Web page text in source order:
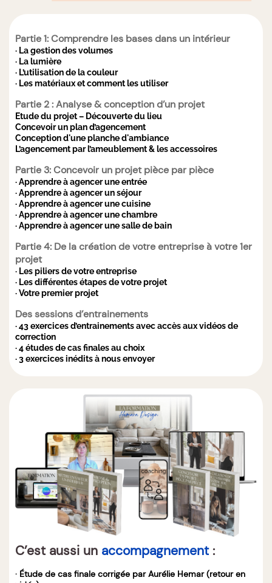
Partie 1: Comprendre les bases dans un intérieur
· La gestion des volumes
· La lumière
· L’utilisation de la couleur
· Les matériaux et comment les utiliser
Partie 2 : Analyse & conception d’un projet
Etude du projet – Découverte du lieu
Concevoir un plan d’agencement
Conception d'une planche d'ambiance
L’agencement par l’ameublement & les accessoires
Partie 3: Concevoir un projet pièce par pièce
· Apprendre à agencer une entrée
· Apprendre à agencer un séjour
· Apprendre à agencer une cuisine
· Apprendre à agencer une chambre
· Apprendre à agencer une salle de bain
Partie 4: De la création de votre entreprise à votre 1er
projet
· Les piliers de votre entreprise
· Les différentes étapes de votre projet
· Votre premier projet
Des sessions d’entrainements
· 43 exercices d’entrainements avec accès aux vidéos de
correction
· 4 études de cas finales au choix
· 3 exercices inédits à nous envoyer
C’est aussi un accompagnement :
· Étude de cas finale corrigée par Aurélie Hemar (retour en